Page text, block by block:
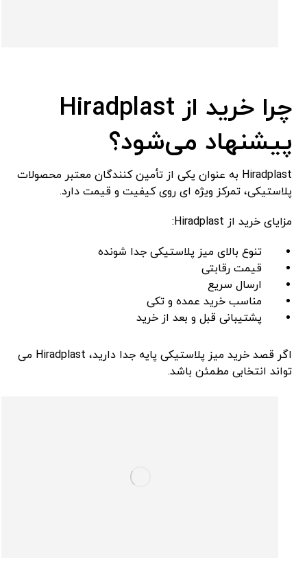
چرا خرید از Hiradplast
پیشنهاد می‌شود؟
Hiradplast به ‌عنوان یکی از تأمین‌ کنندگان معتبر محصولات
پلاستیکی، تمرکز ویژه‌ ای روی کیفیت و قیمت دارد.
مزایای خرید از Hiradplast:
تنوع بالای میز پلاستیکی جدا شونده
قیمت رقابتی
ارسال سریع
مناسب خرید عمده و تکی
پشتیبانی قبل و بعد از خرید
اگر قصد خرید میز پلاستیکی پایه جدا دارید، Hiradplast می
‌تواند انتخابی مطمئن باشد.